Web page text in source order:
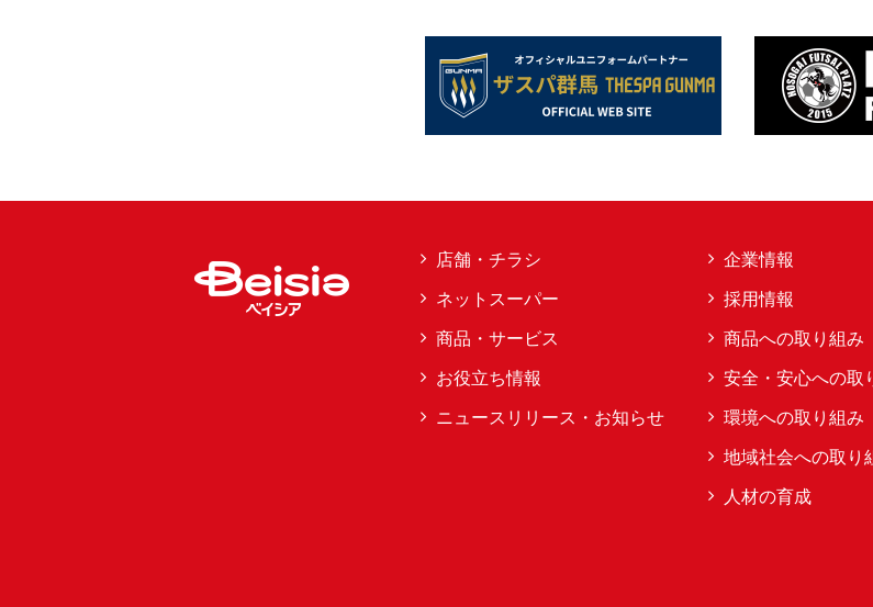
店舗・チラシ
ネットスーパー
商品・サービス
お役立ち情報
ニュースリリース・お知らせ
企業情報
採用情報
商品への取り組み
安全・安心への取
環境への取り組み
地域社会への取り
人材の育成